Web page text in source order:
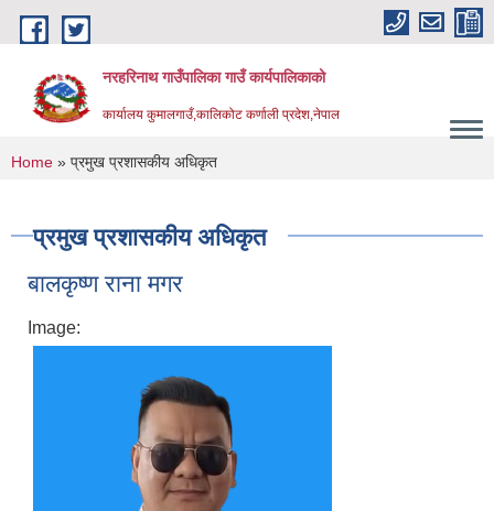
Skip to main content
नरहरिनाथ गाउँपालिका गाउँ कार्यपालिकाको
कार्यालय कुमालगाउँ,कालिकोट कर्णाली प्रदेश,नेपाल
You are here
Home » प्रमुख प्रशासकीय अधिकृत
प्रमुख प्रशासकीय अधिकृत
बालकृष्ण राना मगर
Image: